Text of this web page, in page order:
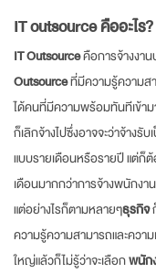
English
IT outsource คืออะไร?
IT Outsourceคือการจ้างงาน
Outsourceที่มีความรู้ความสา
ได้คนที่มีความพร้อมทันทีเข้า
ก็เลิกจ้างไปซึ่งอาจจะว่าจ้างรั
แบบรายเดือนหรือรายปี แต่ก็
เดือนมากกว่าการจ้างพนักงา
แต่อย่างไรก็ตามหลายๆธุรกิจ
ความรู้ความสามารถและควา
ใหญ่แล้วก็ไม่รู้ว่าจะเลือกพนัก